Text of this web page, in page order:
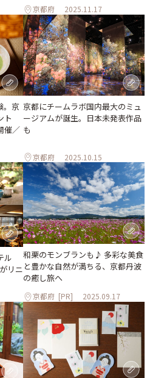
京都府 2025.11.17
。京
ト
催／
京都にチームラボ国内最大のミュ
ージアムが誕生。日本未発表作品
も
京都府 2025.10.15
ル
リニ
和栗のモンブランも♪ 多彩な美食
と豊かな自然が満ちる、京都丹波
の癒し旅へ
京都府 [PR] 2025.09.17